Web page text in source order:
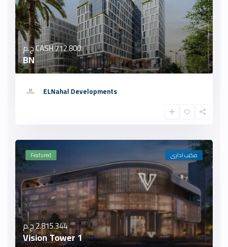
CASH712.800 ج.م
BN
ELNahal Developments
Featured مكتب ادارى
2.815.344 ج.م
Vision Tower 1